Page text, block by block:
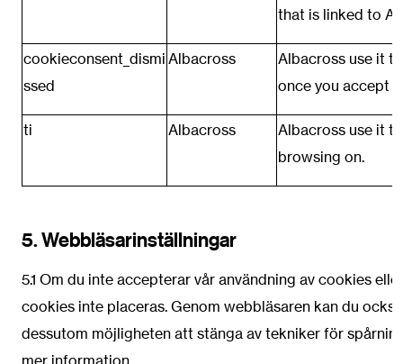
that is linked to
cookieconsent_dismi
ssed
Albacross
Albacross use it
once you accept
ti Albacross
Albacross use it
browsing on.
5. Webbläsarinställningar
5.1 Om du inte accepterar vår användning av cookies
cookies inte placeras. Genom webbläsaren kan du
dessutom möjligheten att stänga av tekniker för
mer information.